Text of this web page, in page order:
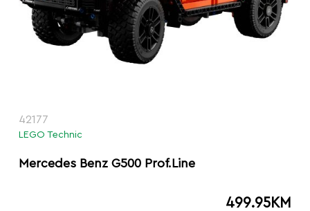
42177
LEGO Technic
Mercedes Benz G500 Prof.Line
499.95KM